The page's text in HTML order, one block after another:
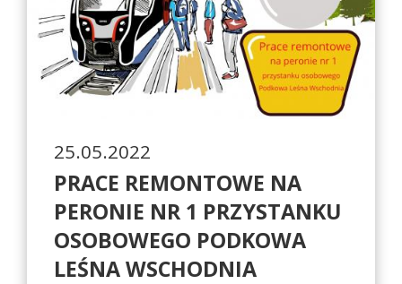
25.05.2022
PRACE REMONTOWE NA
PERONIE NR 1 PRZYSTANKU
OSOBOWEGO PODKOWA
LEŚNA WSCHODNIA